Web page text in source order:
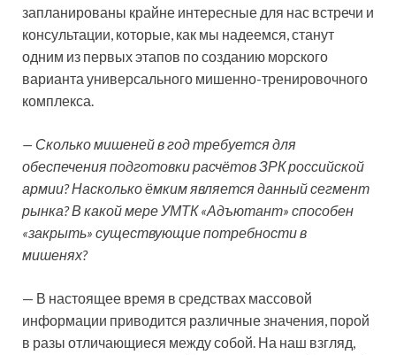
запланированы крайне интересные для нас встречи и
консультации, которые, как мы надеемся, станут
одним из первых этапов по созданию морского
варианта универсального мишенно-тренировочного
комплекса.
— Сколько мишеней в год требуется для
обеспечения подготовки расчётов ЗРК российской
армии? Насколько ёмким является данный сегмент
рынка? В какой мере УМТК «Адъютант» способен
«закрыть» существующие потребности в
мишенях?
— В настоящее время в средствах массовой
информации приводится различные значения, порой
в разы отличающиеся между собой. На наш взгляд,